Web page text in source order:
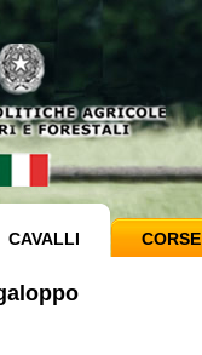
CAVALLI CORSE